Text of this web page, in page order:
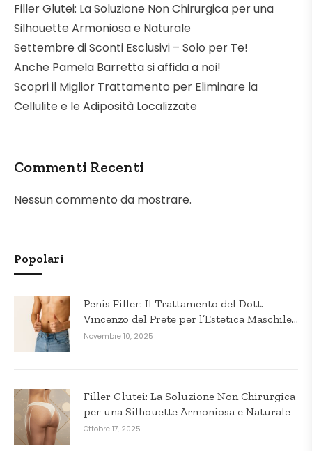
Filler Glutei: La Soluzione Non Chirurgica per una
Silhouette Armoniosa e Naturale
Settembre di Sconti Esclusivi – Solo per Te!
Anche Pamela Barretta si affida a noi!
Scopri il Miglior Trattamento per Eliminare la
Cellulite e le Adiposità Localizzate
Commenti Recenti
Nessun commento da mostrare.
Popolari
Penis Filler: Il Trattamento del Dott.
Vincenzo del Prete per l’Estetica Maschile
in Puglia
Novembre 10, 2025
Filler Glutei: La Soluzione Non Chirurgica
per una Silhouette Armoniosa e Naturale
Ottobre 17, 2025